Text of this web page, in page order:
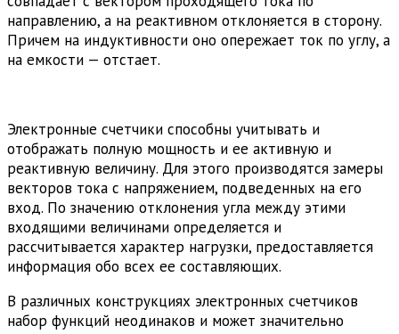
направлению, а на реактивном отклоняется в сторону.
Причем на индуктивности оно опережает ток по углу, а
на емкости — отстает.
Электронные счетчики способны учитывать и
отображать полную мощность и ее активную и
реактивную величину. Для этого производятся замеры
векторов тока с напряжением, подведенных на его
вход. По значению отклонения угла между этими
входящими величинами определяется и
рассчитывается характер нагрузки, предоставляется
информация обо всех ее составляющих.
В различных конструкциях электронных счетчиков
набор функций неодинаков и может значительно